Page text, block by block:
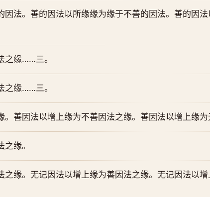
因法。善的因法以所缘缘为缘于不善的因法。善的因
之缘……三。
之缘……三。
。善因法以增上缘为不善因法之缘。善因法以增上缘
缘。
之缘。无记因法以增上缘为善因法之缘。无记因法以